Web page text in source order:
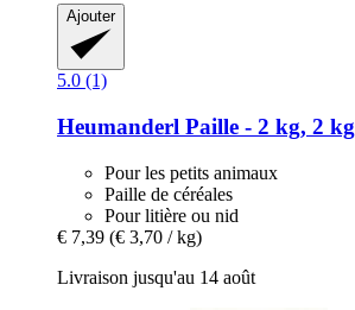
Ajouter
5.0 (1)
Heumanderl Paille -​ 2 kg, 2 kg
Pour les petits animaux
Paille de céréales
Pour litière ou nid
€ 7,39 (€ 3,70 / kg)
Livraison jusqu'au 14 août